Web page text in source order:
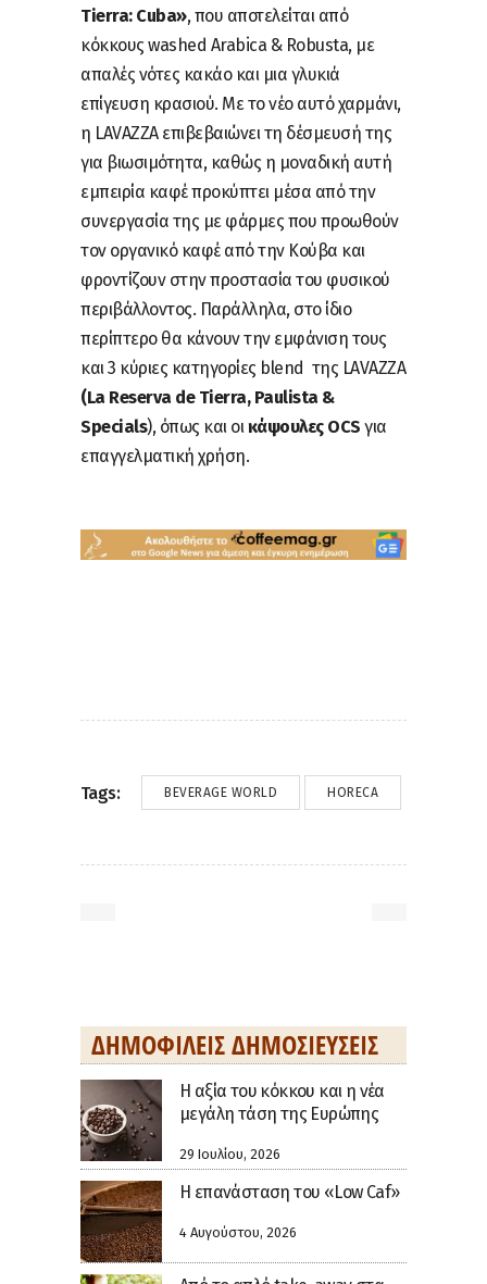
Tierra: Cuba», που αποτελείται από
κόκκους washed Αrabica & Robusta, με
απαλές νότες κακάο και μια γλυκιά
επίγευση κρασιού. Με το νέο αυτό χαρμάνι,
η LAVAZZA επιβεβαιώνει τη δέσμευσή της
για βιωσιμότητα, καθώς η μοναδική αυτή
εμπειρία καφέ προκύπτει μέσα από την
συνεργασία της με φάρμες που προωθούν
τον οργανικό καφέ από την Κούβα και
φροντίζουν στην προστασία του φυσικού
περιβάλλοντος. Παράλληλα, στο ίδιο
περίπτερο θα κάνουν την εμφάνιση τους
και 3 κύριες κατηγορίες blend της LAVAZZA
(La Reserva de Tierra, Paulista &
Specials), όπως και οι κάψουλες OCS για
επαγγελματική χρήση.
Tags: BEVERAGE WORLD HORECA
ΔΗΜΟΦΙΛΕΊΣ ΔΗΜΟΣΙΕΎΣΕΙΣ
H αξία του κόκκου και η νέα
μεγάλη τάση της Ευρώπης
29 Ιουλίου, 2026
Η επανάσταση του «Low Caf»
4 Αυγούστου, 2026